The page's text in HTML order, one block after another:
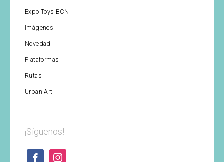
Expo Toys BCN
Imágenes
Novedad
Plataformas
Rutas
Urban Art
¡Síguenos!
facebook instagram